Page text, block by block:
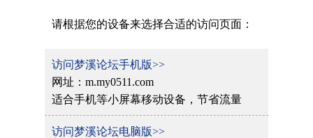
请根据您的设备来选择合适的访问页面：
访问梦溪论坛手机版>>
网址：m.my0511.com
适合手机等小屏幕移动设备，节省流量
访问梦溪论坛电脑版>>